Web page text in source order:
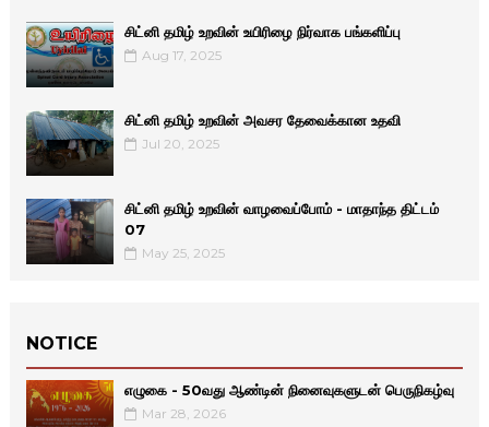
சிட்னி தமிழ் உறவின் உயிரிழை நிர்வாக பங்களிப்பு
Aug 17, 2025
சிட்னி தமிழ் உறவின் அவசர தேவைக்கான உதவி
Jul 20, 2025
சிட்னி தமிழ் உறவின் வாழவைப்போம் - மாதாந்த திட்டம்
07
May 25, 2025
NOTICE
எழுகை - 50வது ஆண்டின் நினைவுகளுடன் பெருநிகழ்வு
Mar 28, 2026